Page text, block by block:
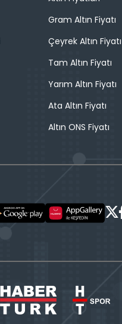
Gram Altın Fiyatı
Çeyrek Altın Fiyatı
Tam Altın Fiyatı
Yarım Altın Fiyatı
Ata Altın Fiyatı
Altın ONS Fiyatı